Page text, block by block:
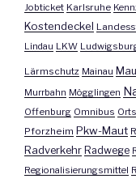
Jobticket Karlsruhe
Kostendeckel
Lindau LKW
Lärmschutz Mainau
Murrbahn Mögglingen
Offenburg Omnibus
Pforzheim Pkw-Maut
Radverkehr Radwege
Regionalisierungsmittel